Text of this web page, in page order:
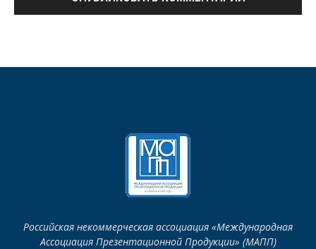
Российская некоммерческая ассоциация «Международная
Ассоциация Презентационной Продукции» (МАПП)